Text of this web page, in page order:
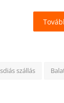
szállás